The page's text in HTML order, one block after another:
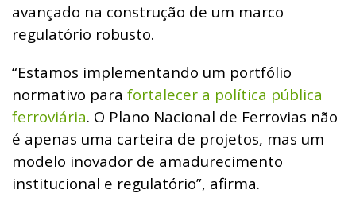
avançado na construção de um marco
regulatório robusto.
“Estamos implementando um portfólio
normativo para fortalecer a política pública
ferroviária. O Plano Nacional de Ferrovias não
é apenas uma carteira de projetos, mas um
modelo inovador de amadurecimento
institucional e regulatório”, afirma.